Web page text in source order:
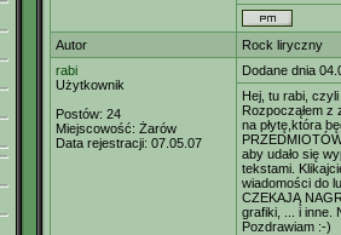
Autor
Rock liryczny
rabi
Użytkownik
Postów: 24
Miejscowość: Żarów
Data rejestracji: 07.05.07
Dodane dnia
Hej, tu rabi,
Rozpocząłem z
na płytę,która
aby udało się
tekstami.
wiadomości do
CZEKAJĄ
grafiki, ... i inne.
Pozdrawiam :-)